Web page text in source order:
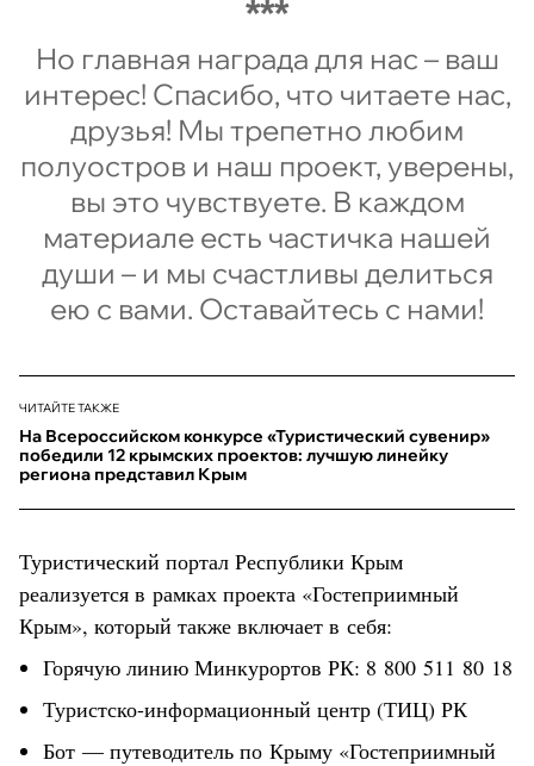
Но главная награда для нас – ваш
интерес! Спасибо, что читаете нас,
друзья! Мы трепетно любим
полуостров и наш проект, уверены,
вы это чувствуете. В каждом
материале есть частичка нашей
души – и мы счастливы делиться
ею с вами. Оставайтесь с нами!
ЧИТАЙТЕ ТАКЖЕ
На Всероссийском конкурсе «Туристический сувенир»
победили 12 крымских проектов: лучшую линейку
региона представил Крым
Туристический портал Республики Крым
реализуется в рамках проекта «Гостеприимный
Крым», который также включает в себя:
Горячую линию Минкурортов РК: 8 800 511 80 18
Туристско-информационный центр (ТИЦ) РК
Бот — путеводитель по Крыму «Гостеприимный